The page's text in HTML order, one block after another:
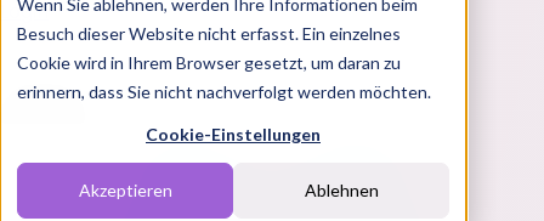
Wenn Sie ablehnen, werden Ihre Informationen beim
Besuch dieser Website nicht erfasst. Ein einzelnes
Cookie wird in Ihrem Browser gesetzt, um daran zu
erinnern, dass Sie nicht nachverfolgt werden möchten.
Cookie-Einstellungen
Akzeptieren Ablehnen
Login